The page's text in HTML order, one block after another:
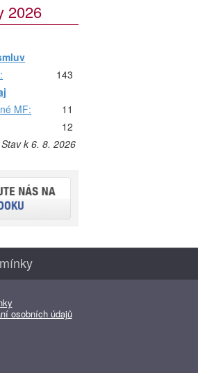
2026
143
MF:
11
12
Stav k 6. 8. 2026
osobních údajů